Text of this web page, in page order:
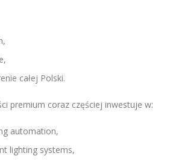
całej Polski.
premium coraz częściej inwestuje w:
automation,
lighting systems,